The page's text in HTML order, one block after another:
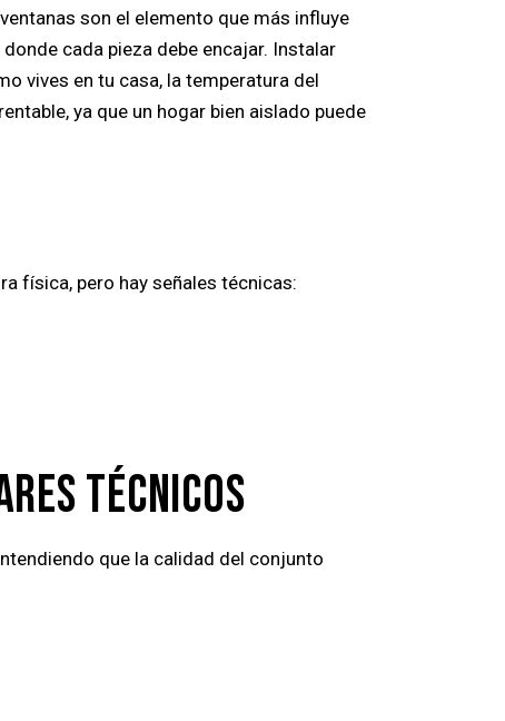
son el elemento que más influye
cada pieza debe encajar. Instalar
vives en tu casa, la temperatura del
ya que un hogar bien aislado puede
física, pero hay señales técnicas:
TÉCNICOS
que la calidad del conjunto